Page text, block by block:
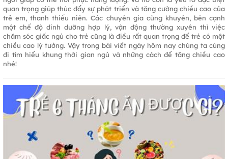
quan trọng giúp thúc đẩy sự phát triển và tăng cường chiều cao của
trẻ em, thanh thiếu niên. Các chuyên gia cũng khuyên, bên cạnh
một chế độ dinh dưỡng hợp lý, vận động thường xuyên thì việc
chăm sóc giấc ngủ cho trẻ cũng là điều rất quan trọng để trẻ có một
chiều cao lý tưởng. Vậy trong bài viết ngày hôm nay chúng ta cùng
đi tìm hiểu khung thời gian ngủ và những cách để tăng chiều cao
nhé!